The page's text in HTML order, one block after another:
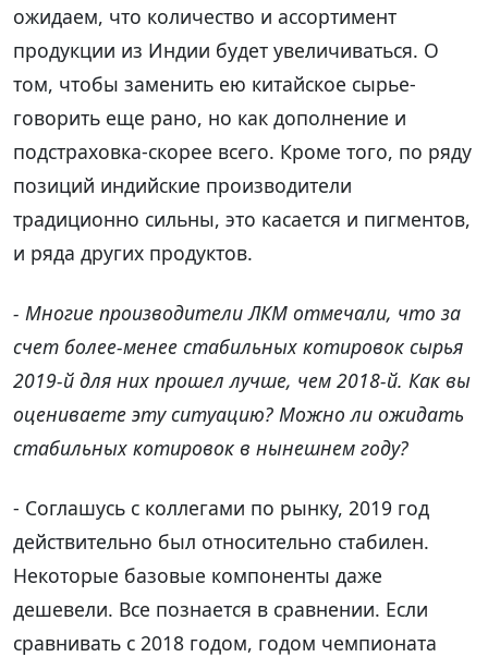
ожидаем, что количество и ассортимент
продукции из Индии будет увеличиваться. О
том, чтобы заменить ею китайское сырье-
говорить еще рано, но как дополнение и
подстраховка-скорее всего. Кроме того, по ряду
позиций индийские производители
традиционно сильны, это касается и пигментов,
и ряда других продуктов.
- Многие производители ЛКМ отмечали, что за
счет более-менее стабильных котировок сырья
2019-й для них прошел лучше, чем 2018-й. Как вы
оцениваете эту ситуацию? Можно ли ожидать
стабильных котировок в нынешнем году?
- Соглашусь с коллегами по рынку, 2019 год
действительно был относительно стабилен.
Некоторые базовые компоненты даже
дешевели. Все познается в сравнении. Если
сравнивать с 2018 годом, годом чемпионата